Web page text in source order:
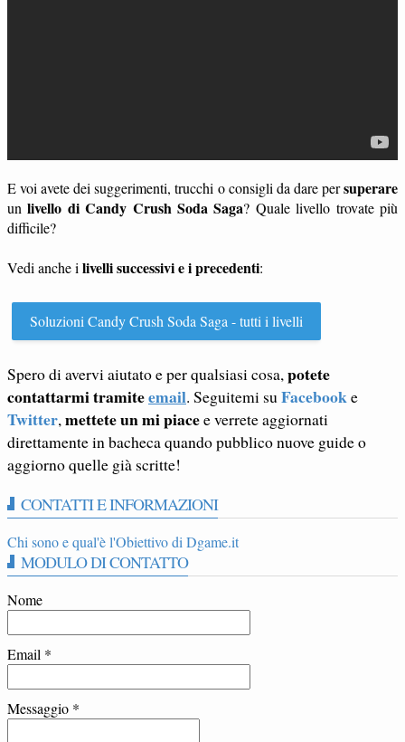
E voi avete dei suggerimenti, trucchi o consigli da dare persuperare
unlivello di Candy Crush Soda Saga? Quale livello trovate più
difficile?
Vedi anche i livelli successivi e i precedenti:
Soluzioni Candy Crush Soda Saga - tutti i livelli
Spero di avervi aiutato e per qualsiasi cosa, potete
contattarmi tramiteemail. Seguitemi su Facebooke
Twitter, mettete un mi piacee verrete aggiornati
direttamente in bacheca quando pubblico nuove guide o
aggiorno quelle già scritte!
CONTATTI E INFORMAZIONI
Chi sono e qual'è l'Obiettivo di Dgame.it
MODULO DI CONTATTO
Nome
Email *
Messaggio *